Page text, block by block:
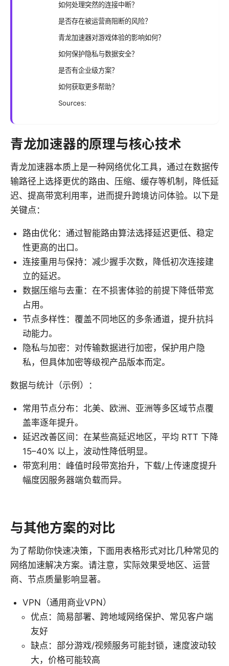
如何处理突然的连接中断？
是否存在被运营商阻断的风险？
青龙加速器对游戏体验的影响如何？
如何保护隐私与数据安全？
是否有企业级方案？
如何获取更多帮助？
Sources:
青龙加速器的原理与核心技术
青龙加速器本质上是一种网络优化工具，通过在数据传
输路径上选择更优的路由、压缩、缓存等机制，降低延
迟、提高带宽利用率，进而提升跨境访问体验。以下是
关键点：
路由优化：通过智能路由算法选择延迟更低、稳定
性更高的出口。
连接重用与保持：减少握手次数，降低初次连接建
立的延迟。
数据压缩与去重：在不损害体验的前提下降低带宽
占用。
节点多样性：覆盖不同地区的多条通道，提升抗抖
动能力。
隐私与加密：对传输数据进行加密，保护用户隐
私，但具体加密等级视产品版本而定。
数据与统计（示例）：
常用节点分布：北美、欧洲、亚洲等多区域节点覆
盖率逐年提升。
延迟改善区间：在某些高延迟地区，平均 RTT 下降
15–40% 以上，波动性降低明显。
带宽利用：峰值时段带宽抬升，下载/上传速度提升
幅度因服务器端负载而异。
与其他方案的对比
为了帮助你快速决策，下面用表格形式对比几种常见的
网络加速解决方案。请注意，实际效果受地区、运营
商、节点质量影响显著。
VPN（通用商业VPN）
优点：简易部署、跨地域网络保护、常见客户端
友好
缺点：部分游戏/视频服务可能封锁，速度波动较
大，价格可能较高